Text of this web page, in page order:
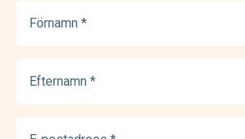
(Required)
(Required)